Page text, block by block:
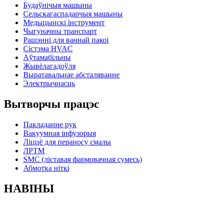
Будаўнічыя машыны
Сельскагаспадарчыя машыны
Медыцынскі інструмент
Чыгуначны транспарт
Рашэнні для ваннай пакоі
Сістэма HVAC
Аўтамабільны
Жывёлагадоўля
Выратавальнае абсталяванне
Электрычнасць
Вытворчы працэс
Пакладанне рук
Вакуумная інфузорыя
Ліццё для пераносу смалы
ЛРТМ
SMC (ліставая фармовачная сумесь)
Абмотка ніткі
НАВІНЫ